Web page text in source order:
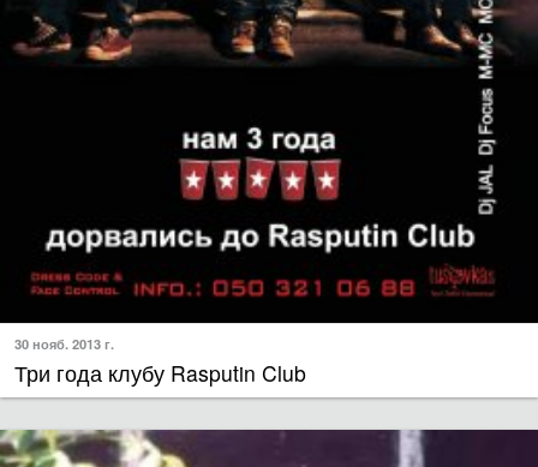
30 нояб. 2013 г.
Три года клубу Rasputin Club